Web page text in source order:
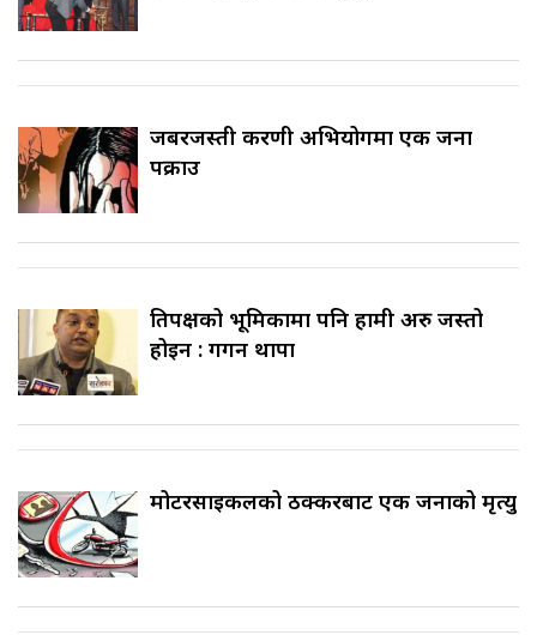
जबरजस्ती करणी अभियोगमा एक जना
पक्राउ
प्रतिपक्षको भूमिकामा पनि हामी अरु जस्तो
होइन : गगन थापा
मोटरसाइकलको ठक्करबाट एक जनाको मृत्यु